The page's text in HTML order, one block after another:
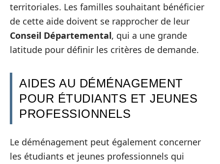
territoriales. Les familles souhaitant bénéficier
de cette aide doivent se rapprocher de leur
Conseil Départemental, qui a une grande
latitude pour définir les critères de demande.
AIDES AU DÉMÉNAGEMENT
POUR ÉTUDIANTS ET JEUNES
PROFESSIONNELS
Le déménagement peut également concerner
les étudiants et jeunes professionnels qui